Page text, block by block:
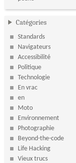
Catégories
Standards
Navigateurs
Accessibilité
Politique
Technologie
En vrac
en
Moto
Environnement
Photographie
Beyond-the-code
Life Hacking
Vieux trucs